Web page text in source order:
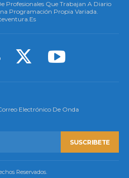
Profesionales Que Trabajan A Diario
Programación Propia Variada.
Electrónico De Onda
SUSCRIBETE
Reservados.